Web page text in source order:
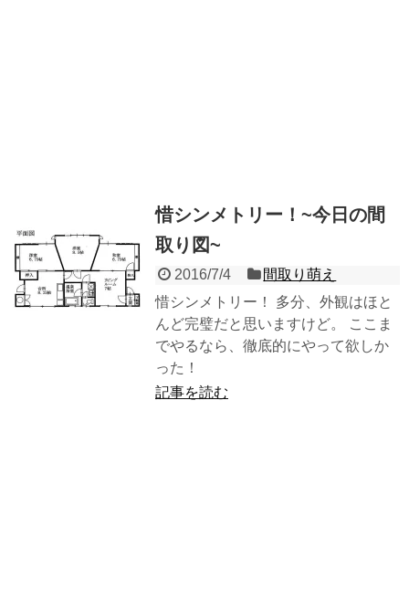
惜シンメトリー！~今日の間
取り図~
2016/7/4
間取り萌え
惜シンメトリー！ 多分、外観はほと
んど完璧だと思いますけど。 ここま
でやるなら、徹底的にやって欲しか
った！
記事を読む